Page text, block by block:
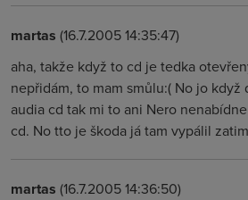
martas (16.7.2005 14:35:47)
aha, takže když to cd je tedka
nepřidám, to mam smůlu:( No jo
audia cd tak mi to ani Nero
cd. No tto je škoda já tam vypálil
martas (16.7.2005 14:36:50)